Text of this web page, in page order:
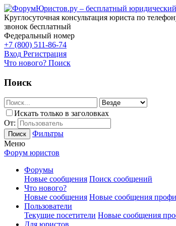
Круглосуточная консультация юриста по
звонок бесплатный
Федеральный номер
+7 (800) 511-86-74
Вход Регистрация
Что нового? Поиск
Поиск
Искать только в заголовках
От:
Поиск
Фильтры
Меню
Форум юристов
Форумы
Новые сообщения Поиск сообщений
Что нового?
Новые сообщения Новые сообщения
Пользователи
Текущие посетители Новые сообщения